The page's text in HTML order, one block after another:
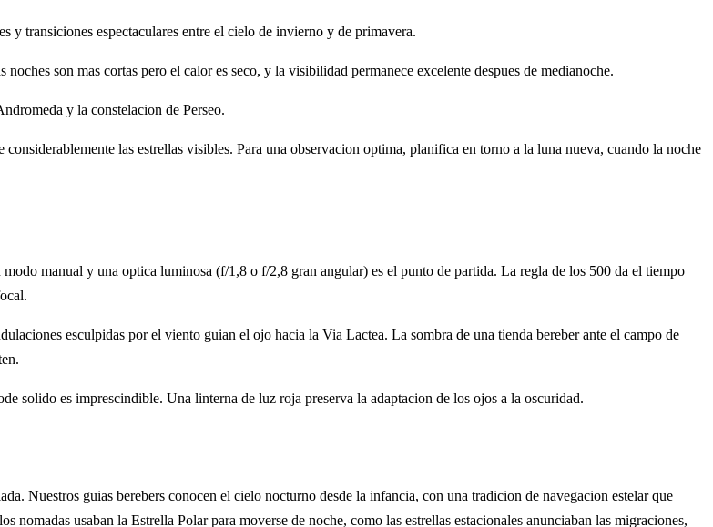
y transiciones espectaculares entre el cielo de invierno y de primavera.
son mas cortas pero el calor es seco, y la visibilidad permanece excelente despues de medianoche.
y la constelacion de Perseo.
las estrellas visibles. Para una observacion optima, planifica en torno a la luna nueva, cuando la noche
manual y una optica luminosa (f/1,8 o f/2,8 gran angular) es el punto de partida. La regla de los 500 da el tiempo
esculpidas por el viento guian el ojo hacia la Via Lactea. La sombra de una tienda bereber ante el campo de
solido es imprescindible. Una linterna de luz roja preserva la adaptacion de los ojos a la oscuridad.
Nuestros guias berebers conocen el cielo nocturno desde la infancia, con una tradicion de navegacion estelar que
nomadas usaban la Estrella Polar para moverse de noche, como las estrellas estacionales anunciaban las migraciones,